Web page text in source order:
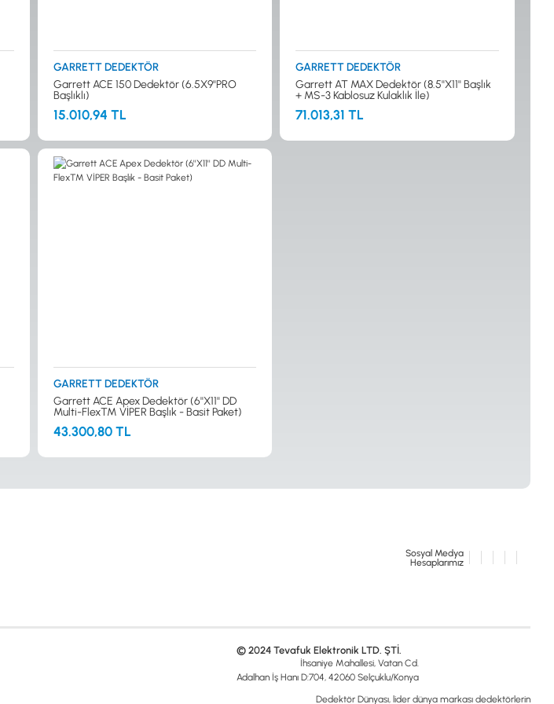
GARRETT DEDEKTÖR
Garrett ACE 150 Dedektör (6.5X9''PRO
Başlıklı)
15.010,94 TL
GARRETT DEDEKTÖR
Garrett AT MAX Dedektör (8.5''X11'' Başlık
+ MS-3 Kablosuz Kulaklık İle)
71.013,31 TL
GARRETT DEDEKTÖR
Garrett ACE Apex Dedektör (6''X11'' DD
Multi-Flex™ VİPER Başlık - Basit Paket)
43.300,80 TL
Sosyal Medya
Hesaplarımız
© 2024 Tevafuk Elektronik LTD. ŞTİ.
İhsaniye Mahallesi, Vatan Cd.
Adalhan İş Hanı D:704, 42060 Selçuklu/Konya
Dedektör Dünyası, lider dünya markası dedektörlerin